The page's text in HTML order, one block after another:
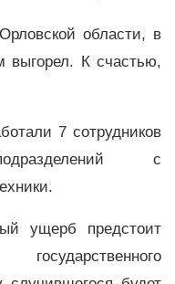
области, в
выгорел. К счастью,
7 сотрудников
с
ущерб предстоит